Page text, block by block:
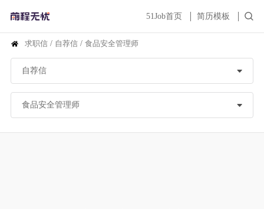
51Job首页 简历模板
求职信 / 自荐信 / 食品安全管理师